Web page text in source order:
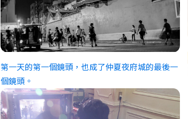
第一天的第一個鏡頭，也成了仲夏夜府城的最後一
個鏡頭。